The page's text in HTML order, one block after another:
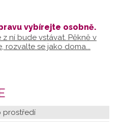
vybírejte osobně.
z ní bude vstávat. Pěkně v
rozvalte se jako doma...
prostředí